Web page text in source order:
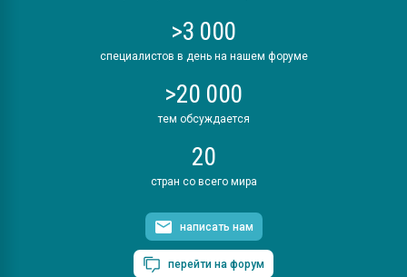
>3 000
специалистов в день на нашем форуме
>20 000
тем обсуждается
20
стран со всего мира
написать нам
перейти на форум